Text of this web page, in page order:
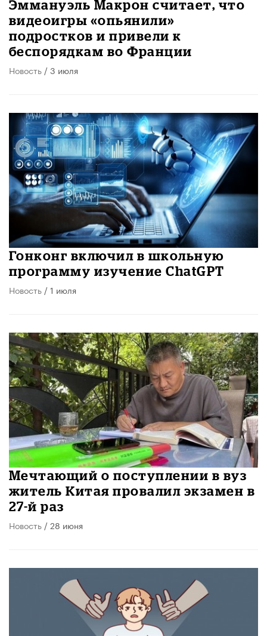
Эммануэль Макрон считает, что
видеоигры «опьянили»
подростков и привели к
беспорядкам во Франции
Новость / 3 июля
Гонконг включил в школьную
программу изучение ChatGPT
Новость / 1 июля
Мечтающий о поступлении в вуз
житель Китая провалил экзамен в
27-й раз
Новость / 28 июня